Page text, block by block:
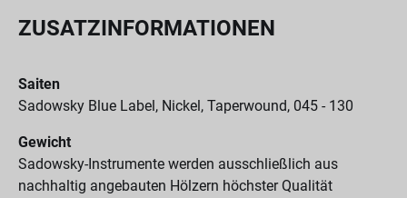
ZUSATZINFORMATIONEN
Saiten
Sadowsky Blue Label, Nickel, Taperwound, 045 - 130
Gewicht
Sadowsky-Instrumente werden ausschließlich aus
nachhaltig angebauten Hölzern höchster Qualität